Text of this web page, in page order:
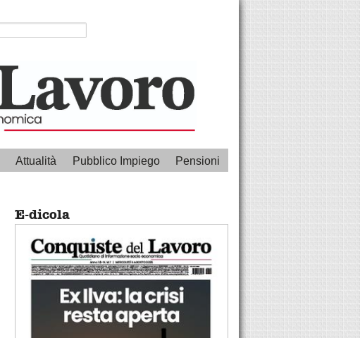
Attualità Pubblico Impiego Pensioni
E-dicola